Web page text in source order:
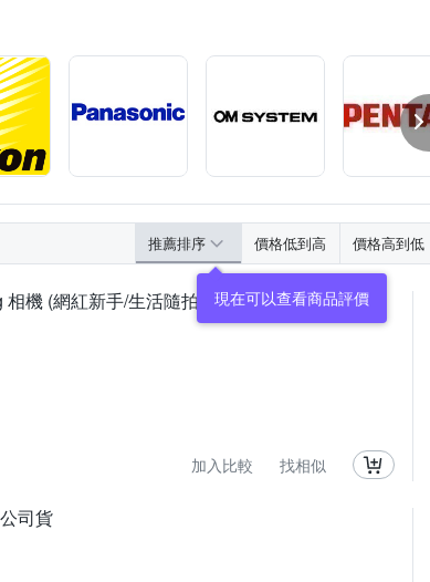
推薦排序 價格低到高 價格高到低
現在可以查看商品評價
機 (網紅新手/生活隨拍)
加入比較 找相似
司貨